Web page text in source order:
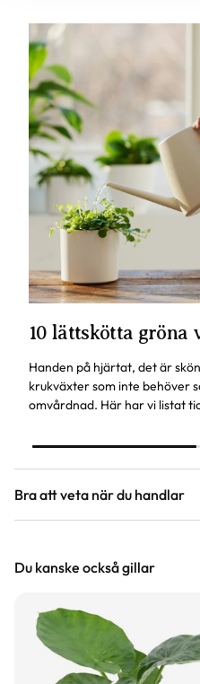
10 lättskötta gröna
Handen på hjärtat, det är
krukväxter som inte behöver
omvårdnad. Här har vi listat
mörkare.
Bra att veta när du handlar
Vi försöker alltid ange
är unika så kan måtten
variera något från
hemsidan.
Du kanske också gillar